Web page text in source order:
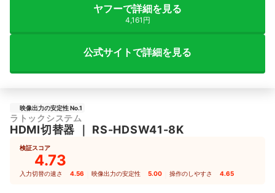
ヤフーで詳細を見る
4,161円
公式サイトで詳細を見る
映像出力の安定性 No.1
ラトックシステム
HDMI切替器 RS-HDSW41-8K
検証スコア
4.73
入力切替の速さ 4.56 映像出力の安定性 5.00 操作のしやすさ 4.65